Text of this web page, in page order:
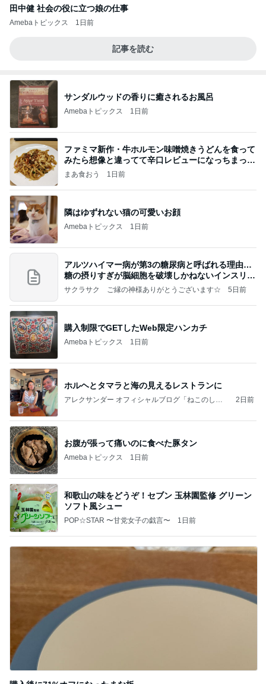
田中健 社会の役に立つ娘の仕事
Amebaトピックス 1日前
記事を読む
サンダルウッドの香りに癒されるお風呂
Amebaトピックス 1日前
ファミマ新作・牛ホルモン味噌焼きうどんを食って
みたら想像と違ってて辛口レビューになっちまった
話
まあ食おう 1日前
隣はゆずれない猫の可愛いお顔
Amebaトピックス 1日前
アルツハイマー病が第3の糖尿病と呼ばれる理由…
糖の摂りすぎが脳細胞を破壊しかねないインスリン
の恐
サクラサク ご縁の神様ありがとうございます☆ 5日前
購入制限でGETしたWeb限定ハンカチ
Amebaトピックス 1日前
ホルヘとタマラと海の見えるレストランに
アレクサンダー オフィシャルブログ「ねこのしっ
2日前
お腹が張って痛いのに食べた豚タン
Amebaトピックス 1日前
和歌山の味をどうぞ！セブン 玉林園監修 グリーン
ソフト風シュー
POP☆STAR 〜甘党女子の戯言〜 1日前